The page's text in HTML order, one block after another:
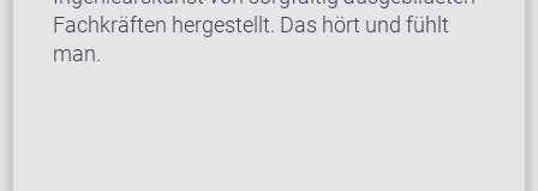
Fachkräften hergestellt. Das hört und fühlt
man.